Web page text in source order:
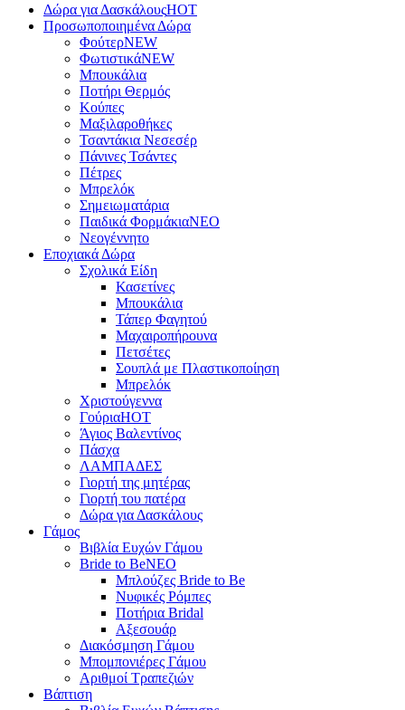
Δώρα για ΔασκάλουςHOT
Προσωποποιημένα Δώρα
ΦούτερNEW
ΦωτιστικάNEW
Μπουκάλια
Ποτήρι Θερμός
Κούπες
Μαξιλαροθήκες
Τσαντάκια Νεσεσέρ
Πάνινες Τσάντες
Πέτρες
Μπρελόκ
Σημειωματάρια
Παιδικά ΦορμάκιαNEO
Νεογέννητο
Εποχιακά Δώρα
Σχολικά Είδη
Κασετίνες
Μπουκάλια
Τάπερ Φαγητού
Μαχαιροπήρουνα
Πετσέτες
Σουπλά με Πλαστικοποίηση
Μπρελόκ
Χριστούγεννα
ΓούριαHOT
Άγιος Βαλεντίνος
Πάσχα
ΛΑΜΠΑΔΕΣ
Γιορτή της μητέρας
Γιορτή του πατέρα
Δώρα για Δασκάλους
Γάμος
Βιβλία Ευχών Γάμου
Bride to BeNEO
Μπλούζες Bride to Be
Νυφικές Ρόμπες
Ποτήρια Bridal
Αξεσουάρ
Διακόσμηση Γάμου
Μπομπονιέρες Γάμου
Αριθμοί Τραπεζιών
Βάπτιση